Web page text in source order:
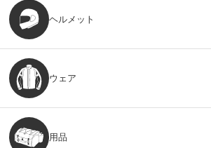
ヘルメット
ウェア
用品